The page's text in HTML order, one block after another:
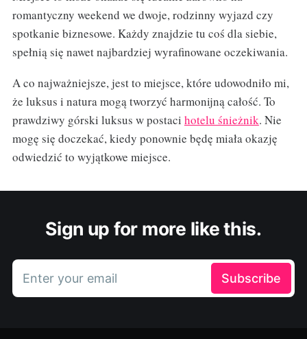
romantyczny weekend we dwoje, rodzinny wyjazd czy
spotkanie biznesowe. Każdy znajdzie tu coś dla siebie,
spełnią się nawet najbardziej wyrafinowane oczekiwania.
A co najważniejsze, jest to miejsce, które udowodniło mi,
że luksus i natura mogą tworzyć harmonijną całość. To
prawdziwy górski luksus w postaci hotelu śnieżnik. Nie
mogę się doczekać, kiedy ponownie będę miała okazję
odwiedzić to wyjątkowe miejsce.
Sign up for more like this.
Enter your email Subscribe